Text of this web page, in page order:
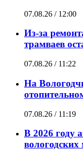
07.08.26 / 12:00
Из-за
трамваев
07.08.26 / 11:22
На
07.08.26 / 11:19
В 2026 году